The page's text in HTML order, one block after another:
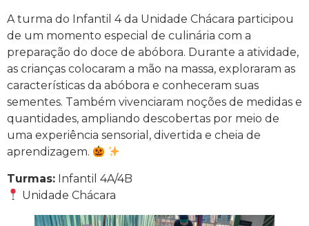
A turma do Infantil 4 da Unidade Chácara participou
de um momento especial de culinária com a
preparação do doce de abóbora. Durante a atividade,
as crianças colocaram a mão na massa, exploraram as
características da abóbora e conheceram suas
sementes. Também vivenciaram noções de medidas e
quantidades, ampliando descobertas por meio de
uma experiência sensorial, divertida e cheia de
aprendizagem.
Turmas: Infantil 4A/4B
Unidade Chácara